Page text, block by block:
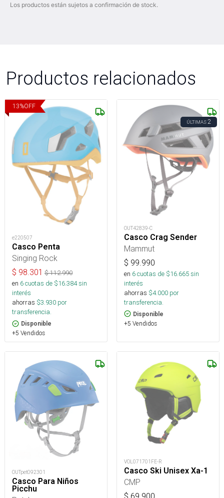
Los productos están sujetos a confirmación de stock.
Productos relacionados
13%OFF
e220507
Casco Penta
Singing Rock
$ 98.301 $112.990
en 6cuotas de $16.384sin
interés
ahorras $3.930 por
transferencia.
Disponible
+5 Vendidos
ÚLTIMAS2
OUT42839-C
Casco Crag Sender
Mammut
$ 99.990
en 6cuotas de $16.665sin
interés
ahorras $4.000 por
transferencia.
Disponible
+5 Vendidos
OUTpet092301
Casco Para Niños
Picchu
VOL071701FE-R
Casco Ski Unisex Xa-1
CMP